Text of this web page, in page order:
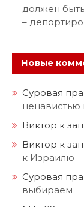
должен
–
Новые
Суровая
Виктор к
Виктор к
к Израилю
Суровая
выбираем